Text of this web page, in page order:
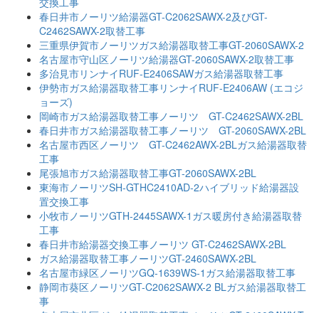
春日井市ノーリツ給湯器GT-C2062SAWX-2及びGT-
C2462SAWX-2取替工事
三重県伊賀市ノーリツガス給湯器取替工事GT-2060SAWX-2
名古屋市守山区ノーリツ給湯器GT-2060SAWX-2取替工事
多治見市リンナイRUF-E2406SAWガス給湯器取替工事
伊勢市ガス給湯器取替工事リンナイRUF-E2406AW (エコジ
ョーズ)
岡崎市ガス給湯器取替工事ノーリツ GT-C2462SAWX-2BL
春日井市ガス給湯器取替工事ノーリツ GT-2060SAWX-2BL
名古屋市西区ノーリツ GT-C2462AWX-2BLガス給湯器取替
工事
尾張旭市ガス給湯器取替工事GT-2060SAWX-2BL
東海市ノーリツSH-GTHC2410AD-2ハイブリッド給湯器設
置交換工事
小牧市ノーリツGTH-2445SAWX-1ガス暖房付き給湯器取替
工事
春日井市給湯器交換工事ノーリツ GT-C2462SAWX-2BL
ガス給湯器取替工事ノーリツGT-2460SAWX-2BL
名古屋市緑区ノーリツGQ-1639WS-1ガス給湯器取替工事
静岡市葵区ノーリツGT-C2062SAWX-2 BLガス給湯器取替工
事